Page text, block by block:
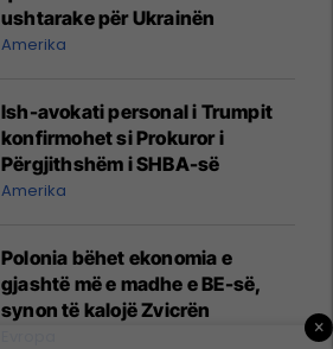
ushtarake për Ukrainën
Amerika
Ish-avokati personal i Trumpit
konfirmohet si Prokuror i
Përgjithshëm i SHBA-së
Amerika
Polonia bëhet ekonomia e
gjashtë më e madhe e BE-së,
synon të kalojë Zvicrën
×